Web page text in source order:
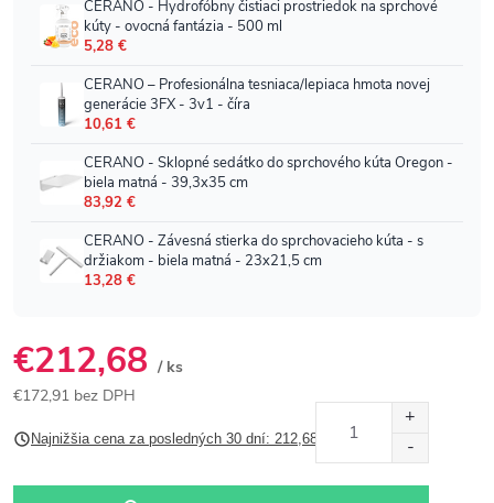
€212,68 / ks
€172,91 bez DPH
cena:Najnižšia cena za posledných 30 dní: 212,68 €